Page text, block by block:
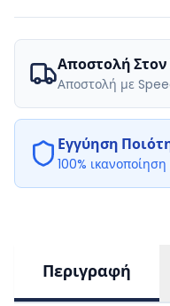
Αποστολή
Αποστολή με
Εγγύηση
100%
Περιγραφή